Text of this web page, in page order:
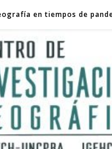
en tiempos de